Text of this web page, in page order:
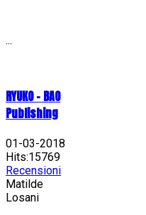
...
RYUKO - BAO
Publishing
01-03-2018
Hits:15769
Recensioni
Matilde
Losani